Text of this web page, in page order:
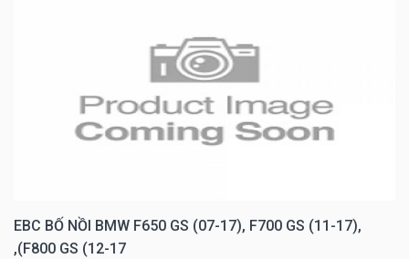
EBC BỐ NỒI BMW F650 GS (07-17), F700 GS (11-17),
F800 GS (12-17),